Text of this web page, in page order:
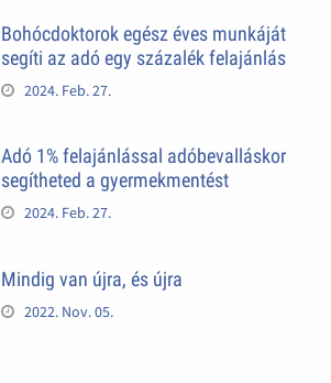
Bohócdoktorok egész éves munkáját
segíti az adó egy százalék felajánlás
2024. Feb. 27.
Adó 1% felajánlással adóbevalláskor
segítheted a gyermekmentést
2024. Feb. 27.
Mindig van újra, és újra
2022. Nov. 05.